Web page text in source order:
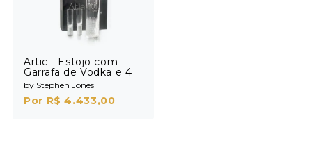
Artic - Estojo com
Garrafa de Vodka e 4
Shots
by Stephen Jones
Por R$ 4.433,00